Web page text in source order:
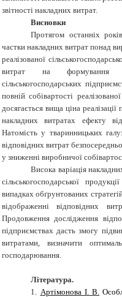
звітності накладних витрат.
Висновки
Протягом останніх
частки накладних витрат понад
реалізованої
витрат на формування
сільськогосподарських
повній собівартості
досягається вища ціна
накладних витратах ефекту
Натомість у тваринницьких
відповідних витрат
у зниженні виробничої
Висока варіація
сільськогосподарської
випадках обґрунтованих
відображенні відповідних
Продовження дослідження
підприємствах дасть змогу
витратами, визначити
господарювання.
Література.
1. Артімонова І. В.